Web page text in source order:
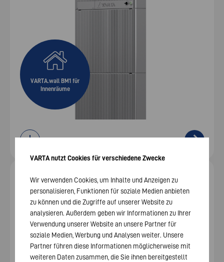
VARTA.wall BM1 für
Innenräume
Flexibler DC-Hochvolt-Speicher – 9 / 13,5 / 18 kWh
VARTA.wall BM 2
VARTA nutzt Cookies für verschiedene Zwecke
Wir verwenden Cookies, um Inhalte und Anzeigen zu
personalisieren, Funktionen für soziale Medien anbieten
zu können und die Zugriffe auf unserer Website zu
analysieren. Außerdem geben wir Informationen zu Ihrer
Verwendung unserer Website an unsere Partner für
soziale Medien, Werbung und Analysen weiter. Unsere
Partner führen diese Informationen möglicherweise mit
weiteren Daten zusammen, die Sie ihnen bereitgestellt